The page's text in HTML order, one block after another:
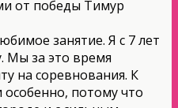
от победы Тимур
занятие. Я с 7 лет
Мы за это время
на соревнования. К
потому что